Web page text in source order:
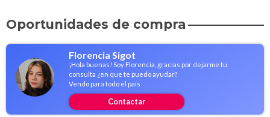
Oportunidades de compra
Florencia Sigot
¡Hola buenas! Soy Florencia, gracias por dejarme tu
consulta ¿en que te puedo ayudar?
Vendo para todo el país
Contactar